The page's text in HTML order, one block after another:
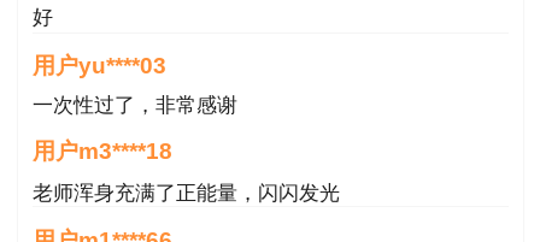
用户yu****03
一次性过了，非常感谢
用户m3****18
老师浑身充满了正能量，闪闪发光
用户m1****66
林轩老师讲课太好了，把枯燥不想学的讲得让人有兴